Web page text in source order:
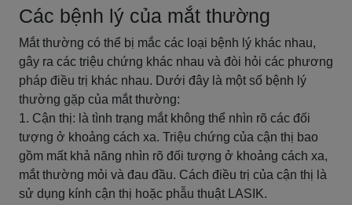
Các bệnh lý của mắt thường
Mắt thường có thể bị mắc các loại bệnh lý khác nhau,
gây ra các triệu chứng khác nhau và đòi hỏi các phương
pháp điều trị khác nhau. Dưới đây là một số bệnh lý
thường gặp của mắt thường:
1. Cận thị: là tình trạng mắt không thể nhìn rõ các đối
tượng ở khoảng cách xa. Triệu chứng của cận thị bao
gồm mất khả năng nhìn rõ đối tượng ở khoảng cách xa,
mắt thường mỏi và đau đầu. Cách điều trị của cận thị là
sử dụng kính cận thị hoặc phẫu thuật LASIK.